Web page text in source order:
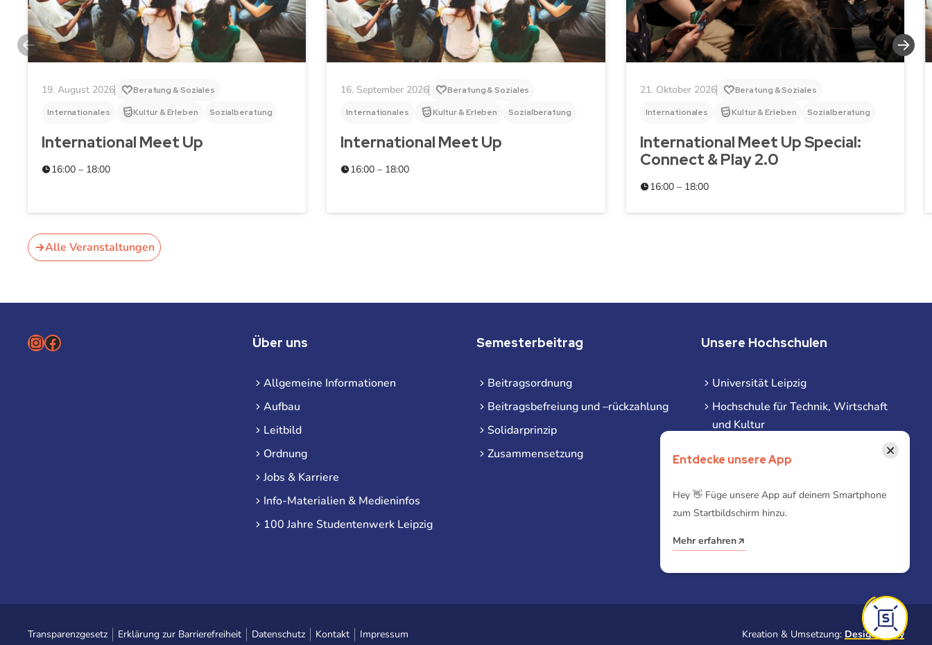
19. August 2026
Beratung & Soziales
Internationales
Kultur & Erleben Sozialberatung
International Meet Up
16:00 – 18:00
16. September 2026
Beratung & Soziales
Internationales
Kultur & Erleben Sozialberatung
International Meet Up
16:00 – 18:00
21. Oktober 2026
Beratung & Soziales
Internationales
Kultur & Erleben Sozialberatung
International Meet Up Special:
Connect & Play 2.0
16:00 – 18:00
Alle Veranstaltungen
Instagram
Facebook Über uns
Allgemeine Informationen
Aufbau
Leitbild
Ordnung
Jobs & Karriere
Info-Materialien & Medieninfos
100 Jahre Studentenwerk Leipzig
Semesterbeitrag
Beitragsordnung
Beitragsbefreiung und –rückzahlung
Solidarprinzip
Zusammensetzung
Unsere Hochschulen
Universität Leipzig
Hochschule für Technik, Wirtschaft
und Kultur
Hochschule für Musik und Theater
HHL Leipzig
Duale Hochschule Sachsen (DHSN)
am Standort Leipzig
Transparenzgesetz Erklärung zur Barrierefreiheit Datenschutz Kontakt Impressum Kreation & Umsetzung: Designtoasty
Entdecke unsere App
×
Hey 👋 Füge unsere App auf deinem Smartphone
zum Startbildschirm hinzu.
Mehr erfahren